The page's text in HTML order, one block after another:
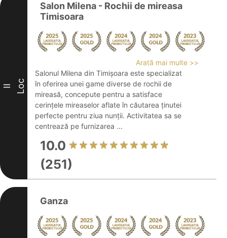
II Loc
Salon Milena - Rochii de mireasa
Timisoara
Arată mai multe >>
Salonul Milena din Timișoara este specializat
în oferirea unei game diverse de rochii de
mireasă, concepute pentru a satisface
cerințele mireaselor aflate în căutarea ținutei
perfecte pentru ziua nunții. Activitatea sa se
centrează pe furnizarea ...
10.0
(251)
Ganza